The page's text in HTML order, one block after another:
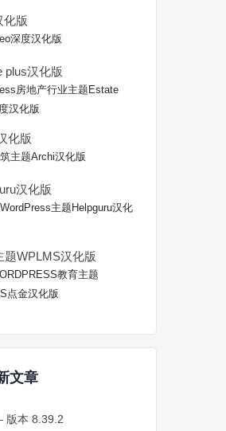
化版
深度汉化版
plus汉化版
房地产行业主题Estate
汉化版
化版
主题Archi汉化版
汉化版
主题Helpguru汉化
题WPLMS汉化版
教育主题
点金汉化版
文章
版本 8.39.2